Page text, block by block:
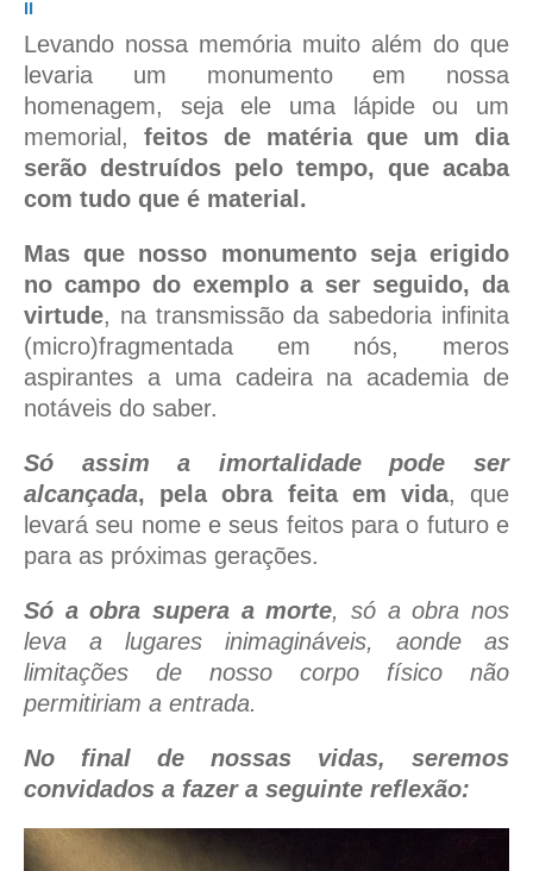
II
Levando nossa memória muito além do que
levaria um monumento em nossa
homenagem, seja ele uma lápide ou um
memorial, feitos de matéria que um dia
serão destruídos pelo tempo, que acaba
com tudo que é material.
Mas que nosso monumento seja erigido
no campo do exemplo a ser seguido, da
virtude, na transmissão da sabedoria infinita
(micro)fragmentada em nós, meros
aspirantes a uma cadeira na academia de
notáveis do saber.
Só assim a imortalidade pode ser
alcançada, pela obra feita em vida, que
levará seu nome e seus feitos para o futuro e
para as próximas gerações.
Só a obra supera a morte, só a obra nos
leva a lugares inimagináveis, aonde as
limitações de nosso corpo físico não
permitiriam a entrada.
No final de nossas vidas, seremos
convidados a fazer a seguinte reflexão: